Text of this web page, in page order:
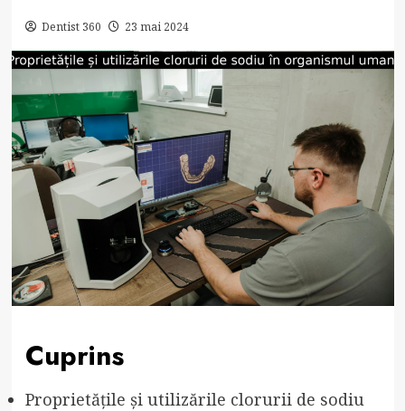
Dentist 360 23 mai 2024
Cuprins
Proprietățile și utilizările clorurii de sodiu